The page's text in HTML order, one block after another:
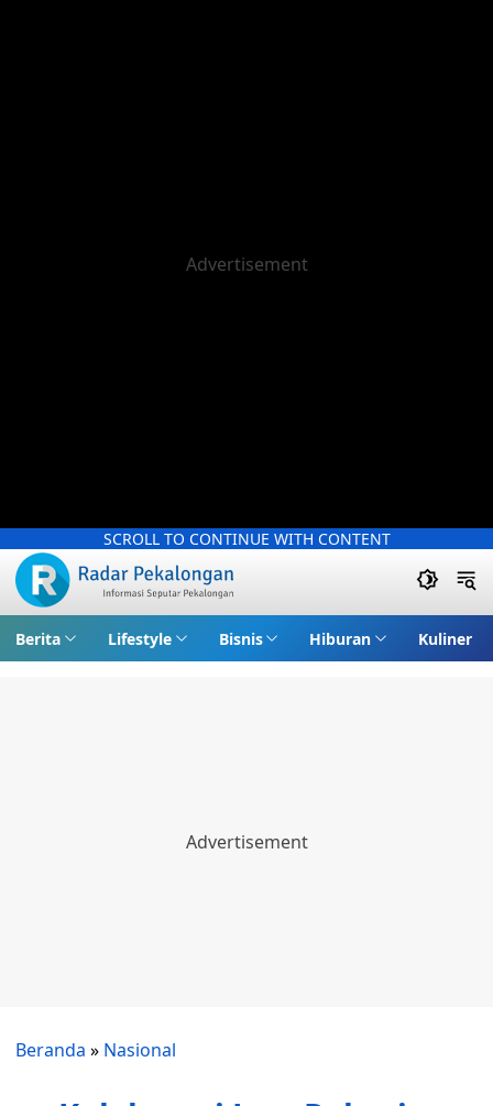
SCROLL TO CONTINUE WITH CONTENT
Berita Lifestyle Bisnis Hiburan Kuliner
Beranda » Nasional